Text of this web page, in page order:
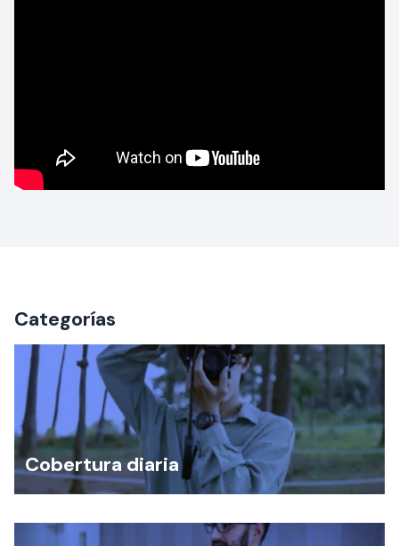
Categorías
Cobertura diaria